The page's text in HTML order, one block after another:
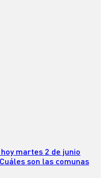
martes 2 de junio
son las comunas